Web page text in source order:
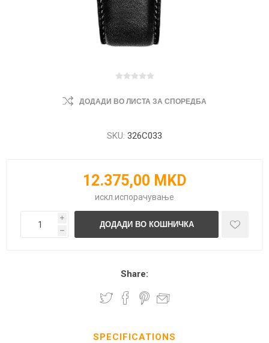
ДОДАДИ ВО ЛИСТА ЗА СПОРЕДБА
SKU: 326C033
12.375,00 MKD
искл. испорачување
i
h
Share:
SPECIFICATIONS